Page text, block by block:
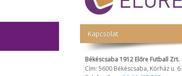
Kapcsolat
Békéscsaba 1912 Előre Futball Zrt.
Cím: 5600 Békéscsaba, Kórház u. 6.